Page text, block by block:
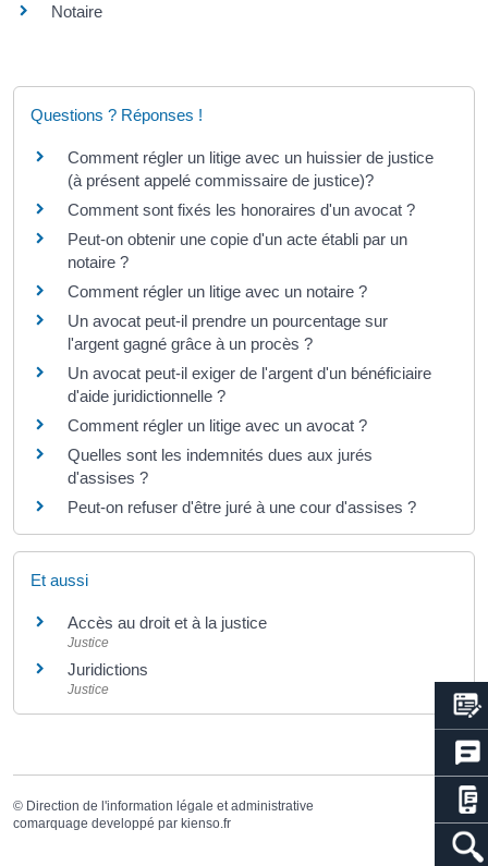
Notaire
Questions ? Réponses !
Comment régler un litige avec un huissier de justice
(à présent appelé commissaire de justice)?
Comment sont fixés les honoraires d'un avocat ?
Peut-on obtenir une copie d'un acte établi par un
notaire ?
Comment régler un litige avec un notaire ?
Un avocat peut-il prendre un pourcentage sur
l'argent gagné grâce à un procès ?
Un avocat peut-il exiger de l'argent d'un bénéficiaire
d'aide juridictionnelle ?
Comment régler un litige avec un avocat ?
Quelles sont les indemnités dues aux jurés
d'assises ?
Peut-on refuser d'être juré à une cour d'assises ?
Et aussi
Accès au droit et à la justice
Justice
Juridictions
Justice
© Direction de l'information légale et administrative
comarquage developpé par kienso.fr